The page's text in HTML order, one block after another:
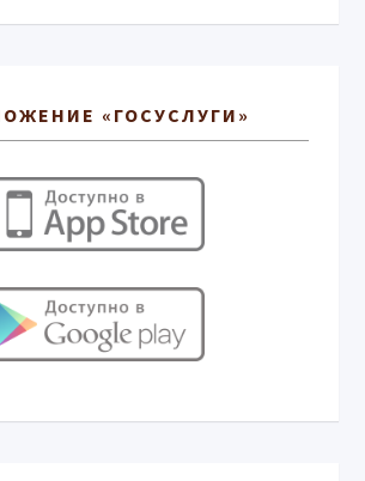
«ГОСУСЛУГИ»